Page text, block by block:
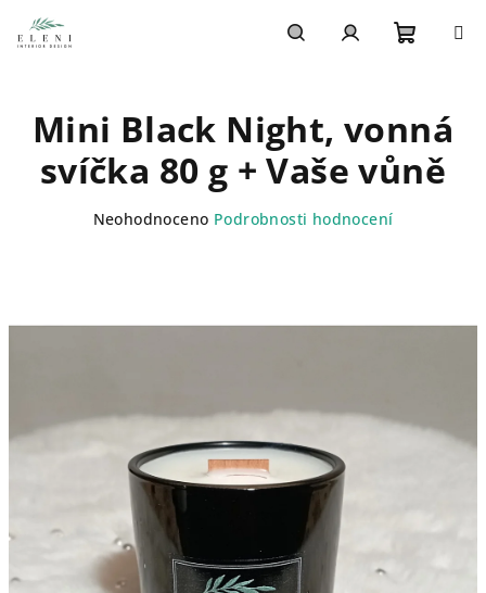
na
obsah
košík
Mini Black Night, vonná
svíčka 80 g + Vaše vůně
Průměrné
z
Neohodnoceno Podrobnosti hodnocení